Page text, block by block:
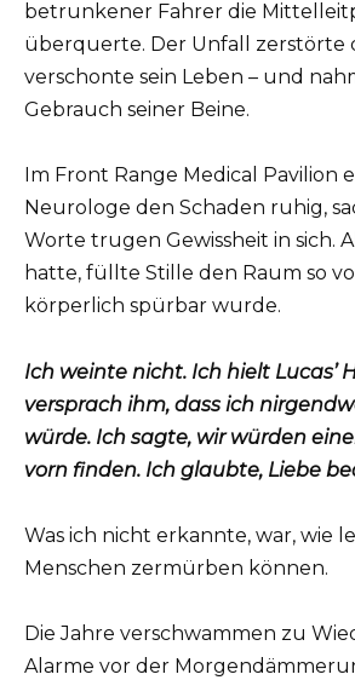
betrunkener Fahrer die
überquerte. Der Unfall zerstörte
verschonte sein Leben – und
Gebrauch seiner Beine.
Im Front Range Medical Pavilion
Neurologe den Schaden ruhig,
Worte trugen Gewissheit in sich.
hatte, füllte Stille den Raum so
körperlich spürbar wurde.
Ich weinte nicht. Ich hielt Lucas’
versprach ihm, dass ich
würde. Ich sagte, wir würden
vorn finden. Ich glaubte, Liebe
Was ich nicht erkannte, war, wie
Menschen zermürben können.
Die Jahre verschwammen zu
Alarme vor der